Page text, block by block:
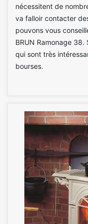
nécessitent de
va falloir contacter
pouvons vous
BRUN Ramonage
qui sont très
bourses.